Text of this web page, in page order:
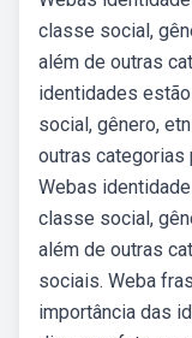
classe social,
além de outras
identidades
social, gênero,
outras
Webas
classe social,
além de outras
sociais. Weba
importância das